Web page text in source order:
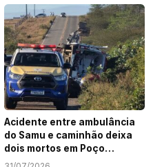
Acidente entre ambulância
do Samu e caminhão deixa
dois mortos em Poço
Redondo